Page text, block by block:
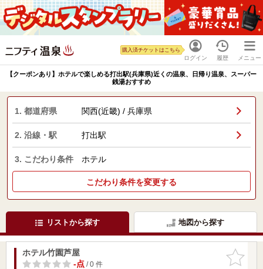
ログイン
購入済チケットはこちら
履歴 メニュー
【クーポンあり】ホテルで楽しめる打出駅(兵庫県)近くの温泉、日帰り温泉、スーパー
銭湯おすすめ
1. 都道府県 関西(近畿) / 兵庫県
2. 沿線・駅 打出駅
3. こだわり条件 ホテル
こだわり条件を変更する
リストから探す 地図から探す
お気に入
りに追加
ホテル竹園芦屋
-点/ 0 件